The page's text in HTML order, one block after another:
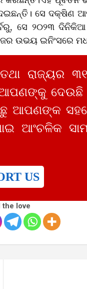
ସେ ଦକ୍ଷିଣ
ସେ ୨୦୨୩
ଉଭୟ ଇନିଂସରେ
ରାଜ୍ୟର
ଦେଉଛି
ଆପଣଙ୍କ
ଆଂଚଳିକ
US
the love